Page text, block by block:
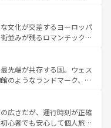
が異なるスペインはその個
訪れる人を魅了する。 なお、新着のスペイン情報は コ
。
。華麗な宮殿、歴史的な大
かな自然が、訪れる者を心
は美食の国としても知ら
るランス、プロヴァンスの
彩な楽しみ方が可能だ。さ
が溢れており、どの街角に
で全く異なる文化を体験で
のフランス情報はコンテンツ一覧
文化が交差するヨーロッパ
並みが残るロマンチック街
ても飽きることがない。ベ
ン州のアルプスの絶景、そ
いった風景は必見。ビール
い。 なお、新着の
を参照してほしい。
先端が共存する国。ウェス
のようなランドマーク、歴
また、優雅なアフタヌーン
ない英国パブ、サッカー観
体験も豊富。イギリスを旅
広さだが、運行時刻が正確
心者でも安心して個人旅行